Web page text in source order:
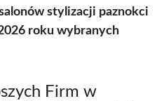
stylizacji paznokci
roku wybranych
Firm w